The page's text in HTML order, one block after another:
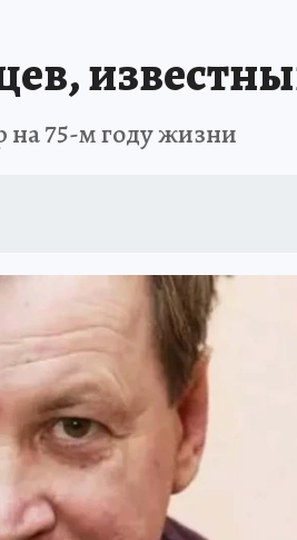
75-м году жизни